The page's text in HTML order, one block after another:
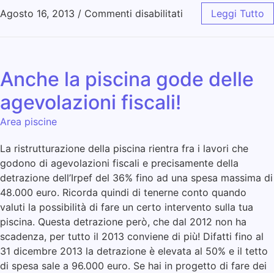
Agosto 16, 2013 / Commenti disabilitati Leggi Tutto
Anche la piscina gode delle
agevolazioni fiscali!
Area piscine
La ristrutturazione della piscina rientra fra i lavori che
godono di agevolazioni fiscali e precisamente della
detrazione dell’Irpef del 36% fino ad una spesa massima di
48.000 euro. Ricorda quindi di tenerne conto quando
valuti la possibilità di fare un certo intervento sulla tua
piscina. Questa detrazione però, che dal 2012 non ha
scadenza, per tutto il 2013 conviene di più! Difatti fino al
31 dicembre 2013 la detrazione è elevata al 50% e il tetto
di spesa sale a 96.000 euro. Se hai in progetto di fare dei